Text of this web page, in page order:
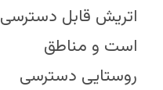
اتریش قابل دسترسی
است و مناطق
روستایی دسترسی